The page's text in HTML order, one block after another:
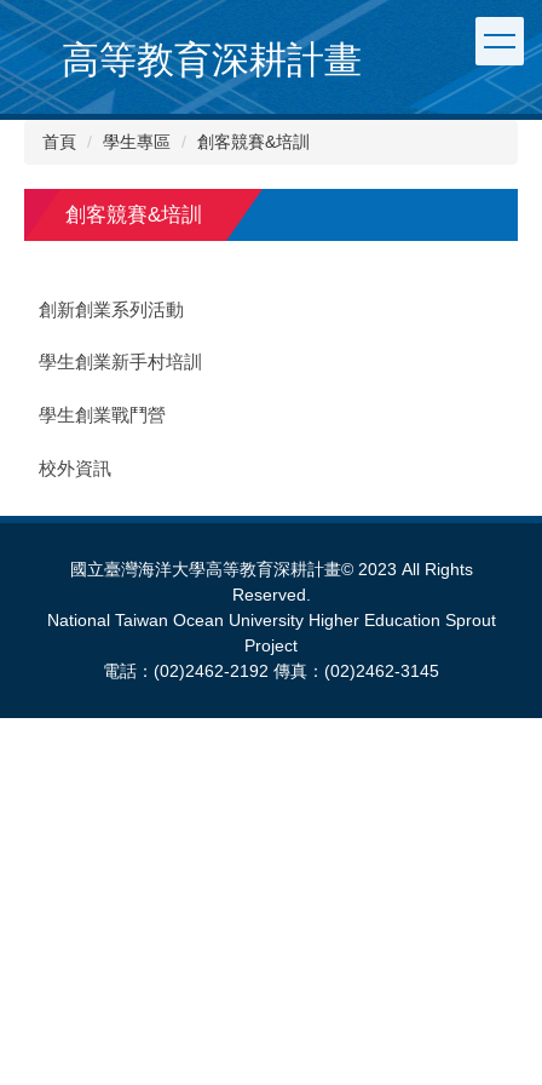
跳
到
主
要
內
高等教育深耕計畫
首頁 學生專區 創客競賽&培訓
創客競賽&培訓
創新創業系列活動
學生創業新手村培訓
學生創業戰鬥營
校外資訊
國立臺灣海洋大學高等教育深耕計畫© 2023 All Rights
Reserved.
National Taiwan Ocean University Higher Education Sprout
Project
電話：(02)2462-2192 傳真：(02)2462-3145